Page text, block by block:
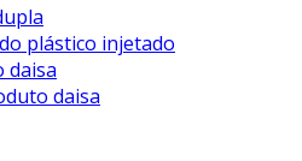
plástico injetado
daisa
daisa